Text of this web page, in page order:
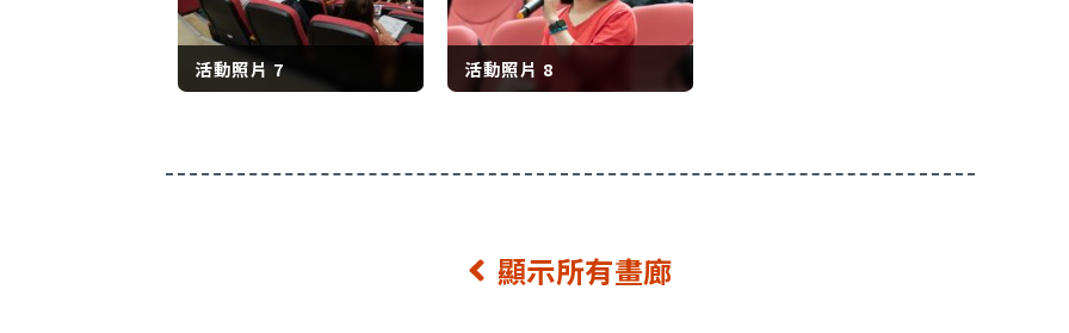
活動照片 7 活動照片 8
顯示所有畫廊